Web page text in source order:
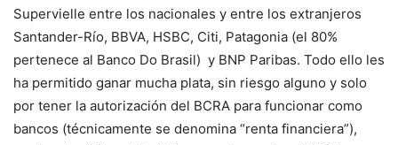
Supervielle entre los nacionales y entre los extranjeros
Santander-Río, BBVA, HSBC, Citi, Patagonia (el 80%
pertenece al Banco Do Brasil) y BNP Paribas. Todo ello les
ha permitido ganar mucha plata, sin riesgo alguno y solo
por tener la autorización del BCRA para funcionar como
bancos (técnicamente se denomina “renta financiera”),